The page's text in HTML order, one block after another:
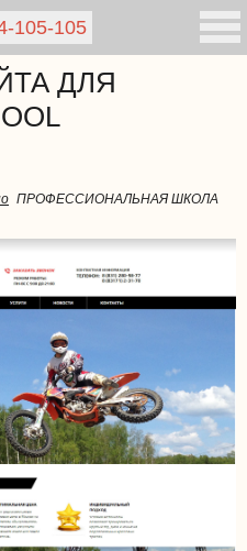
ДЛЯ
105-105
ПРОФЕССИОНАЛЬНАЯ ШКОЛА